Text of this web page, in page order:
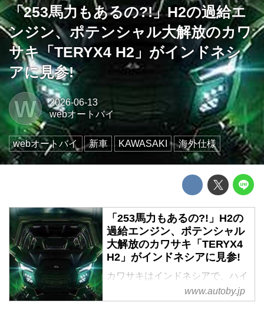
「253馬力もあるの?!」H2の過給エ
ンジン、ポテンシャル大解放のカワ
サキ「TERYX4 H2」がインドネシ
アに見参!
W
2026-06-13
webオートバイ
webオートバイ 新車 KAWASAKI 海外仕様
「253馬力もあるの?!」H2の
過給エンジン、ポテンシャル
大解放のカワサキ「TERYX4
H2」がインドネシアに見参!
カワサキはインドネシアで、ハイ
パースポーツ「ニンジャH2」の
系譜を継ぐスーパーチャージドエ
www.autoby.jp